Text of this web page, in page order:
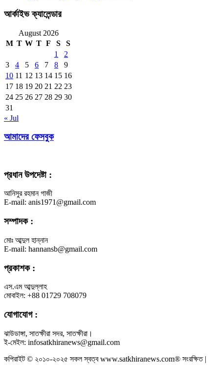
আর্কাইভ ক্যালেন্ডার
August 2026
M T W T F S
S
1
2
3
4 5 6 7 8
9
10 11 12 13 14 15 16
17 18 19 20 21 22 23
24 25 26 27 28 29 30
31
« Jul
আমাদের ফেসবুক
প্রধান উপদেষ্টা :
আনিসুর রহমান গাজী
E-mail: anis1971@gmail.com
সম্পাদক :
মোঃ আব্দুল হান্নান
E-mail: hannansb@gmail.com
প্রকাশক :
এস.এম আব্দুল্লাহ
মোবাইল: +88 01729 708079
যোগাযোগ :
ঝাউডাঙ্গা, সাতক্ষীরা সদর, সাতক্ষীরা।
ই-মেইল: infosatkhiranews@gmail.com
কপিরাইট © ২০১০-২০২৫ সকল স্বত্ব www.satkhiranews.com® সংরক্ষিত |